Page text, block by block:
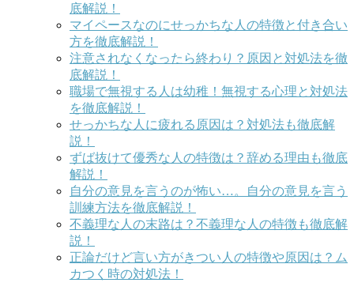
底解説！
マイペースなのにせっかちな人の特徴と付き合い
方を徹底解説！
注意されなくなったら終わり？原因と対処法を徹
底解説！
職場で無視する人は幼稚！無視する心理と対処法
を徹底解説！
せっかちな人に疲れる原因は？対処法も徹底解
説！
ずば抜けて優秀な人の特徴は？辞める理由も徹底
解説！
自分の意見を言うのが怖い…。自分の意見を言う
訓練方法を徹底解説！
不義理な人の末路は？不義理な人の特徴も徹底解
説！
正論だけど言い方がきつい人の特徴や原因は？ム
カつく時の対処法！